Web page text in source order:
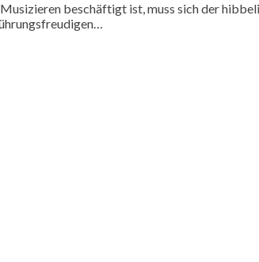
beschäftigt ist, muss sich der